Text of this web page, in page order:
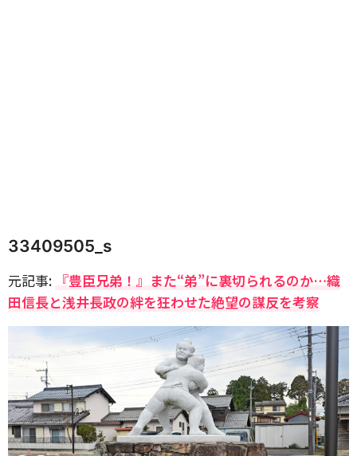
33409505_s
元記事: 『豊臣兄弟！』また“弟”に裏切られるのか…織
田信長と浅井長政の絆を狂わせた絶望の謀反を考察